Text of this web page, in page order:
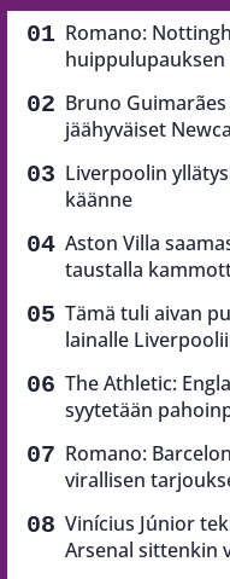
Romano:
huippulupauksen
Bruno
jäähyväiset
Liverpoolin
käänne
Aston Villa
taustalla
Tämä tuli aivan
lainalle
The Athletic:
syytetään
Romano:
virallisen
Vinícius Júnior
Arsenal sittenkin